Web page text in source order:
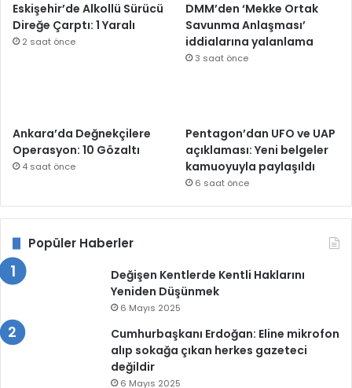
Eskişehir’de Alkollü Sürücü
Direğe Çarptı: 1 Yaralı
2 saat önce
DMM’den ‘Mekke Ortak
Savunma Anlaşması’
iddialarına yalanlama
3 saat önce
Ankara’da Değnekçilere
Operasyon: 10 Gözaltı
4 saat önce
Pentagon’dan UFO ve UAP
açıklaması: Yeni belgeler
kamuoyuyla paylaşıldı
6 saat önce
Popüler Haberler
Değişen Kentlerde Kentli Haklarını
Yeniden Düşünmek
6 Mayıs 2025
Cumhurbaşkanı Erdoğan: Eline mikrofon
alıp sokağa çıkan herkes gazeteci
değildir
6 Mayıs 2025